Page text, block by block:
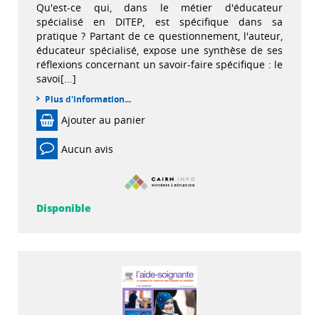
Qu'est-ce qui, dans le métier d'éducateur
spécialisé en DITEP, est spécifique dans sa
pratique ? Partant de ce questionnement, l'auteur,
éducateur spécialisé, expose une synthèse de ses
réflexions concernant un savoir-faire spécifique : le
savoi[...]
Plus d'information...
Ajouter au panier
Aucun avis
Disponible